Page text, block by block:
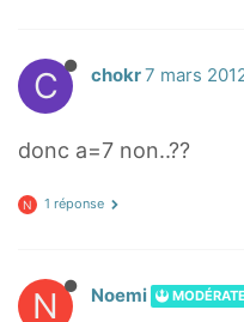
C chokr7 mars
donc a=7 non..??
N 1 réponse
N Noemi